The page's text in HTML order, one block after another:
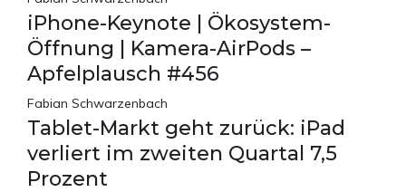
iPhone-Keynote | Ökosystem-
Öffnung | Kamera-AirPods –
Apfelplausch #456
Fabian Schwarzenbach
Tablet-Markt geht zurück: iPad
verliert im zweiten Quartal 7,5
Prozent